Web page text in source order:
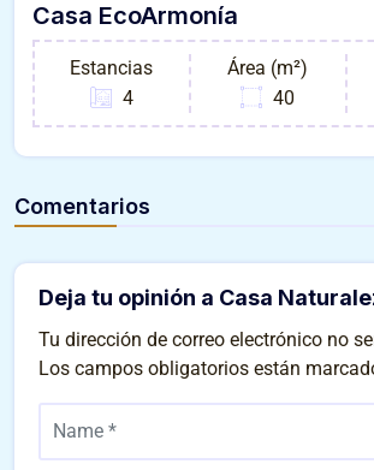
Casa EcoArmonía
Estancias
4
Área (m²)
40
Comentarios
Deja tu opinión a Casa
Tu dirección de correo electrónico no
Los campos obligatorios están